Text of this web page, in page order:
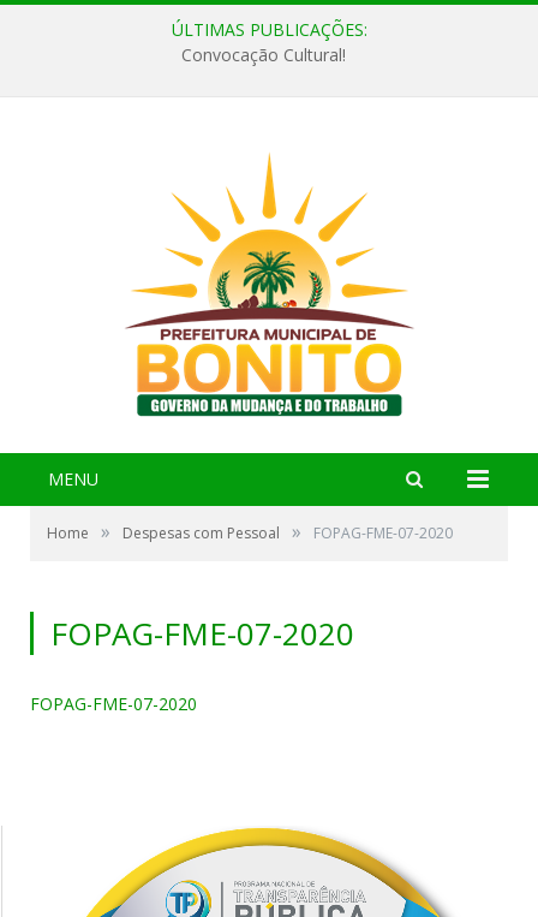
ÚLTIMAS PUBLICAÇÕES:
Convocação Cultural!
MENU
Home » Despesas com Pessoal » FOPAG-FME-07-2020
FOPAG-FME-07-2020
FOPAG-FME-07-2020